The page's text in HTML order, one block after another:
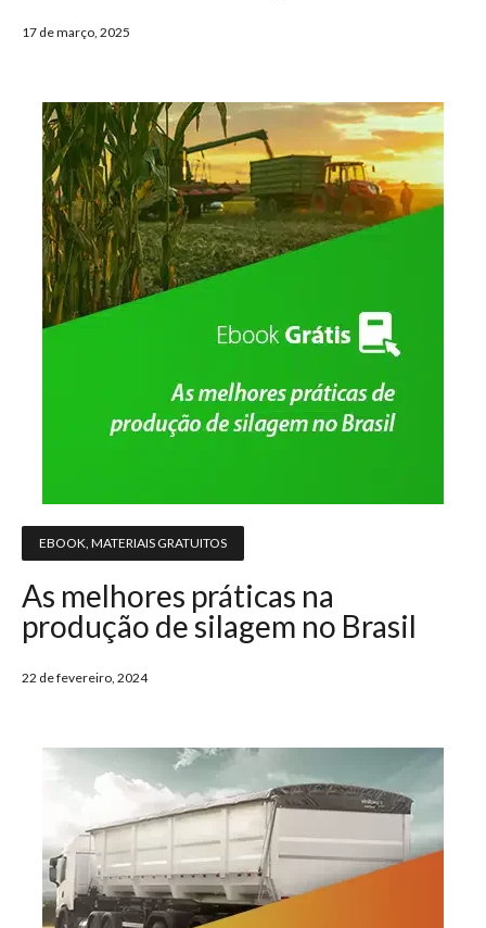
17 de março, 2025
EBOOK MATERIAIS GRATUITOS
As melhores práticas na
produção de silagem no Brasil
22 de fevereiro, 2024